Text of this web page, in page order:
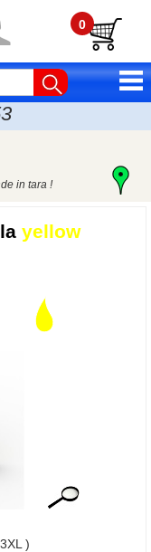
0
in tara !
yellow
)